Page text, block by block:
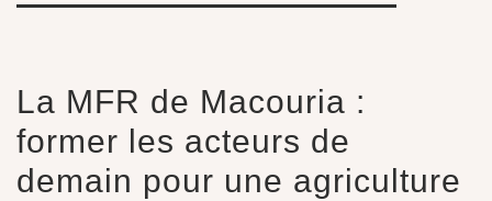
La MFR de Macouria :
former les acteurs de
demain pour une agriculture